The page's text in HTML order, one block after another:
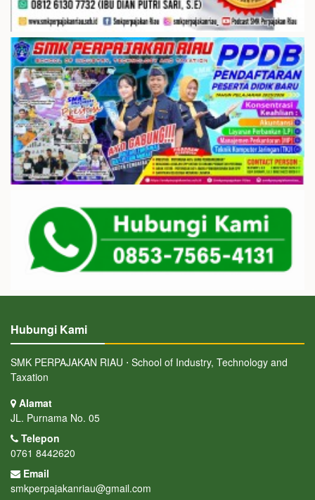
Hubungi Kami
SMK PERPAJAKAN RIAU ⋅ School of Industry, Technology and
Taxation
Alamat
JL. Purnama No. 05
Telepon
0761 8442620
Email
smkperpajakanriau@gmail.com